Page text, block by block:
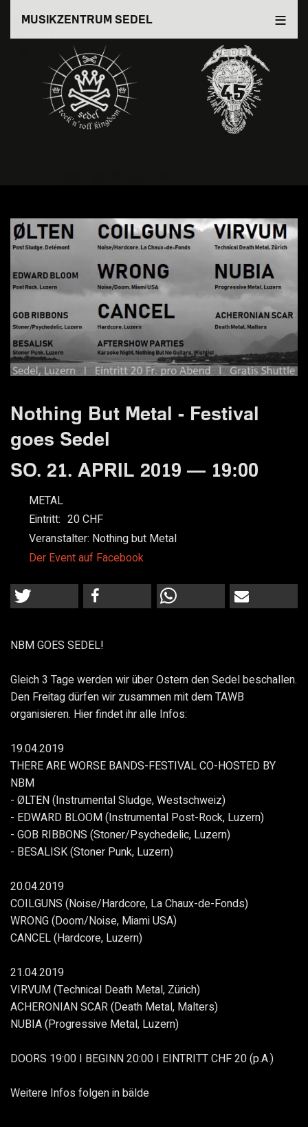
Inhalt
MUSIKZENTRUM SEDEL
Nothing But Metal - Festival
goes Sedel
SO. 21. APRIL 2019 — 19:00
METAL
Eintritt: 20
Veranstalter: Nothing but Metal
Der Event auf Facebook
NBM GOES SEDEL!
Gleich 3 Tage werden wir über Ostern den Sedel beschallen.
Den Freitag dürfen wir zusammen mit dem TAWB
organisieren. Hier findet ihr alle Infos:
19.04.2019
THERE ARE WORSE BANDS-FESTIVAL CO-HOSTED BY
NBM
- ØLTEN (Instrumental Sludge, Westschweiz)
- EDWARD BLOOM (Instrumental Post-Rock, Luzern)
- GOB RIBBONS (Stoner/Psychedelic, Luzern)
- BESALISK (Stoner Punk, Luzern)
20.04.2019
COILGUNS (Noise/Hardcore, La Chaux-de-Fonds)
WRONG (Doom/Noise, Miami USA)
CANCEL (Hardcore, Luzern)
21.04.2019
VIRVUM (Technical Death Metal, Zürich)
ACHERONIAN SCAR (Death Metal, Malters)
NUBIA (Progressive Metal, Luzern)
DOORS 19:00 I BEGINN 20:00 I EINTRITT CHF 20 (p.A.)
Weitere Infos folgen in bälde